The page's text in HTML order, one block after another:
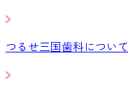
つるせ三国歯科について